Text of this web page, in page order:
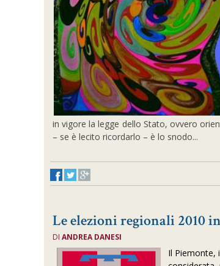
in vigore la legge dello Stato, ovvero
– se è lecito ricordarlo – è lo snodo...
Le elezioni regionali 2010
DIANDREA DANESI
Il Piemonte,